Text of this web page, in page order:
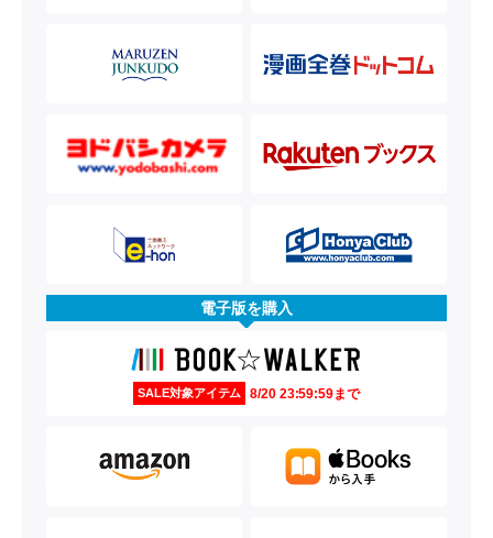
電子版を購入
SALE対象アイテム 8/20 23:59:59まで